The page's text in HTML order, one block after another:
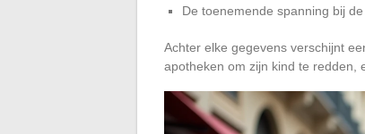
De toenemende spanning bij de
Achter elke gegevens verschijnt
apotheken om zijn kind te redden,